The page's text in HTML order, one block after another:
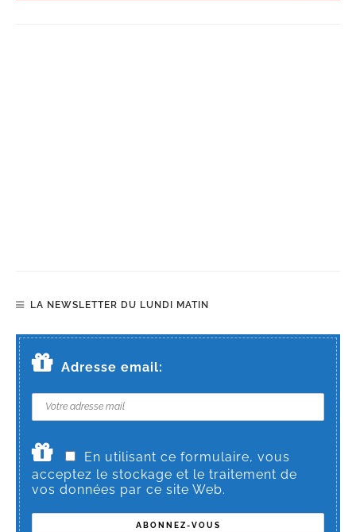
LA NEWSLETTER DU LUNDI MATIN
Adresse email:
En utilisant ce formulaire, vous
acceptez le stockage et le traitement de
vos données par ce site Web.